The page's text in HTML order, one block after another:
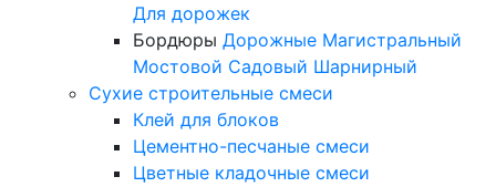
Для дорожек
Бордюры Дорожные Магистральный
Мостовой Садовый Шарнирный
Сухие строительные смеси
Клей для блоков
Цементно-песчаные смеси
Цветные кладочные смеси